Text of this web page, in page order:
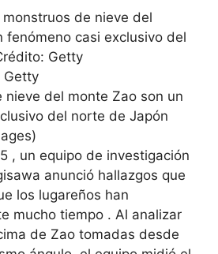
de nieve del
fenómeno casi exclusivo del
Getty
Getty
nieve del monte Zao son un
del norte de Japón
, un equipo de investigación
anunció hallazgos que
los lugareños han
mucho tiempo . Al analizar
de Zao tomadas desde